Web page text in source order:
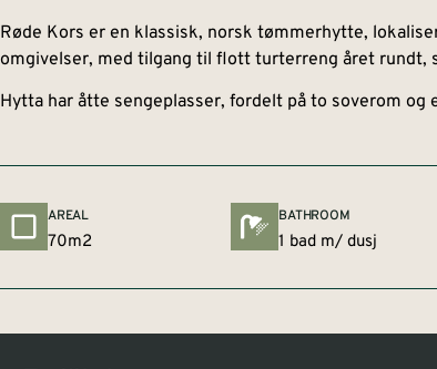
Røde Kors er en klassisk, norsk tømmerhytte,
omgivelser, med tilgang til flott turterreng året rundt,
Hytta har åtte sengeplasser, fordelt på to soverom og
AREAL
70m2
BATHROOM
1 bad m/ dusj